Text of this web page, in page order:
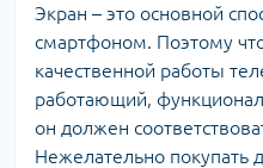
Экран – это основной
смартфоном. Поэтому
качественной работы
работающий,
он должен
Нежелательно покупать